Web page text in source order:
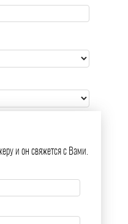
и он свяжется с Вами.